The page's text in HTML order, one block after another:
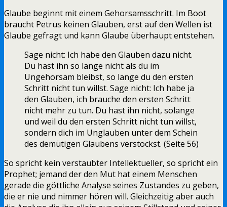
Glaube beginnt mit einem Gehorsamsschritt. Im Boot
braucht Petrus keinen Glauben, erst auf den Wellen ist
Glaube gefragt und kann Glaube überhaupt entstehen.
Sage nicht: Ich habe den Glauben dazu nicht.
Du hast ihn so lange nicht als du im
Ungehorsam bleibst, so lange du den ersten
Schritt nicht tun willst. Sage nicht: Ich habe ja
den Glauben, ich brauche den ersten Schritt
nicht mehr zu tun. Du hast ihn nicht, solange
und weil du den ersten Schritt nicht tun willst,
sondern dich im Unglauben unter dem Schein
des demütigen Glaubens verstockst. (Seite 56)
So spricht kein verstaubter Intellektueller, so spricht ein
Prophet; jemand der den Mut hat einem Menschen
gerade die göttliche Analyse seines Zustandes zu geben,
die er nie und nimmer hören will. Gleichzeitig aber auch